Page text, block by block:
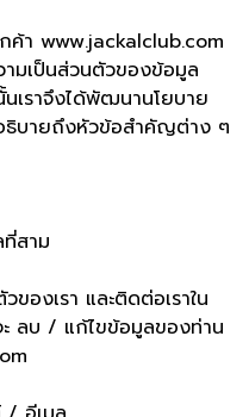
ค้า www.jackalclub.com
มเป็นส่วนตัวของข้อมูล
เราจึงได้พัฒนานโยบาย
ธิบายถึงหัวข้อสำคัญต่าง ๆ
สาม
องเรา และติดต่อเราใน
ลบ / แก้ไขข้อมูลของท่าน